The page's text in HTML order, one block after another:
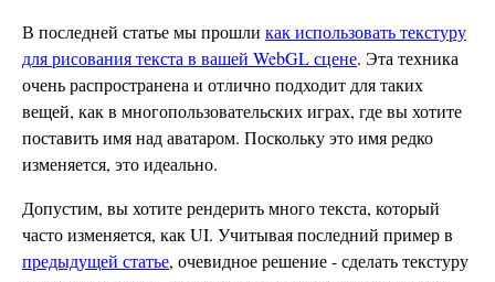
В последней статье мы прошли как использовать текстуру
для рисования текста в вашей WebGL сцене. Эта техника
очень распространена и отлично подходит для таких
вещей, как в многопользовательских играх, где вы хотите
поставить имя над аватаром. Поскольку это имя редко
изменяется, это идеально.
Допустим, вы хотите рендерить много текста, который
часто изменяется, как UI. Учитывая последний пример в
предыдущей статье, очевидное решение - сделать текстуру